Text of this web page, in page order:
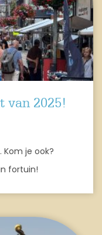
van 2025!
je ook?
fortuin!